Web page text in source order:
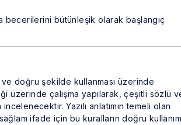
bütünleşik olarak başlangıç
doğru şekilde kullanması üzerinde
üzerinde çalışma yapılarak, çeşitli sözlü
Yazılı anlatımın temeli olan
ifade için bu kuralların doğru